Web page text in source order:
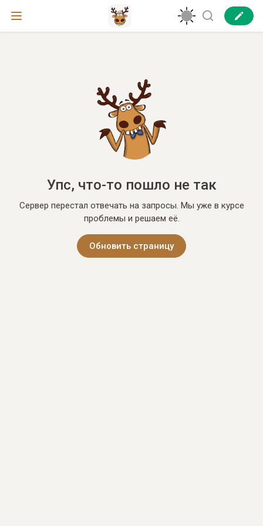
Упс, что-то пошло не так
Сервер перестал отвечать на запросы. Мы уже в курсе
проблемы и решаем её.
Обновить страницу